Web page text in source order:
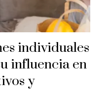
individuales
influencia en
y